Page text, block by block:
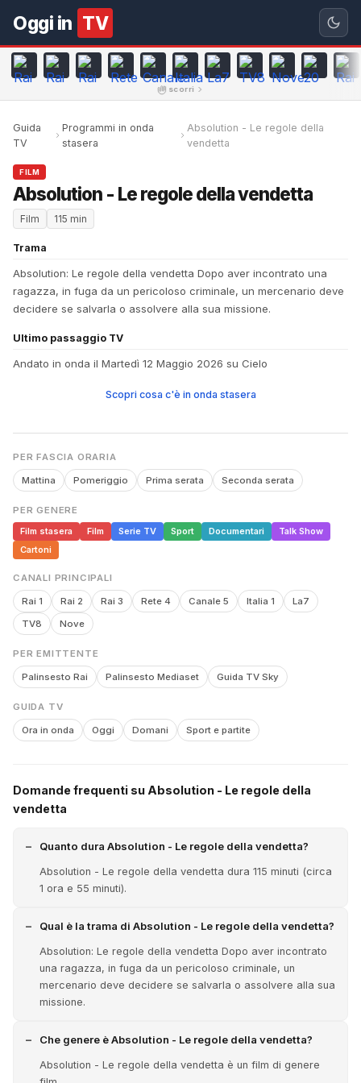
Oggi in TV
scorri
Guida
TV
Programmi in onda
stasera
Absolution - Le regole della
vendetta
FILM
Absolution - Le regole della vendetta
Film 115 min
Trama
Absolution: Le regole della vendetta Dopo aver incontrato una
ragazza, in fuga da un pericoloso criminale, un mercenario deve
decidere se salvarla o assolvere alla sua missione.
Ultimo passaggio TV
Andato in onda il Martedì 12 Maggio 2026 su Cielo
Scopri cosa c'è in onda stasera
PER FASCIA ORARIA
Mattina Pomeriggio Prima serata Seconda serata
PER GENERE
Film stasera
Film Serie TV Sport Documentari
Talk Show
Cartoni
CANALI PRINCIPALI
Rai 1 Rai 2 Rai 3 Rete 4 Canale 5 Italia 1
La7
TV8
Nove
PER EMITTENTE
Palinsesto Rai Palinsesto Mediaset Guida TV Sky
GUIDA TV
Ora in onda Oggi Domani Sport e partite
Domande frequenti su Absolution - Le regole della
vendetta
Quanto dura Absolution - Le regole della vendetta?
Absolution - Le regole della vendetta dura 115 minuti (circa
1 ora e 55 minuti).
Qual è la trama di Absolution - Le regole della vendetta?
Absolution: Le regole della vendetta Dopo aver incontrato
una ragazza, in fuga da un pericoloso criminale, un
mercenario deve decidere se salvarla o assolvere alla sua
missione.
Che genere è Absolution - Le regole della vendetta?
Absolution - Le regole della vendetta è un film di genere